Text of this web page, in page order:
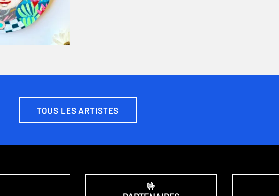
TOUS LES ARTISTES
🤟